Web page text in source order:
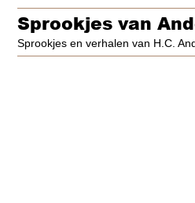
Sprookjes van
Sprookjes en verhalen van H.C.